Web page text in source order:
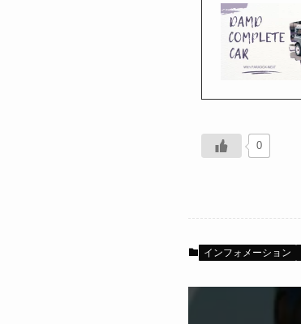
0
インフォメーション